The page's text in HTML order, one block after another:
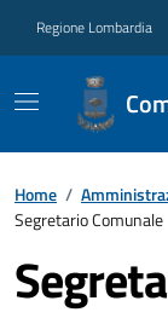
Regione Lombardia
Home /
Segretario Comunale